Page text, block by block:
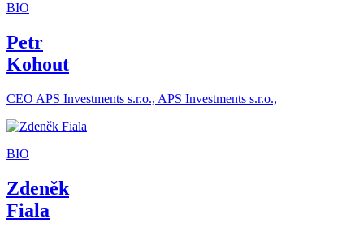
BIO
Petr
Kohout
CEO APS Investments s.r.o., APS Investments s.r.o.,
BIO
Zdeněk
Fiala